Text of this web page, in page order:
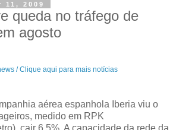
11, 2009
queda no tráfego de
agosto
/ Clique aqui para mais notícias
aérea espanhola Iberia viu o
medido em RPK
cair 6,5%. A capacidade da rede da